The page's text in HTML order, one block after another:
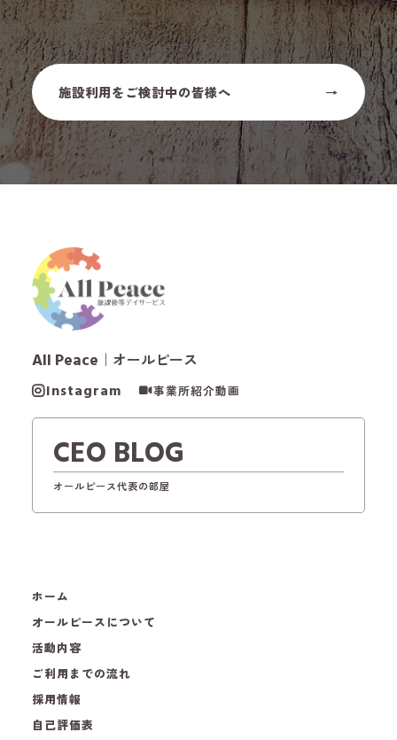
施設利用をご検討中の皆様へ
All Peace ｜オールピース
Instagram 事業所紹介動画
CEO BLOG
オールピース代表の部屋
ホーム
オールピースについて
活動内容
ご利用までの流れ
採用情報
自己評価表